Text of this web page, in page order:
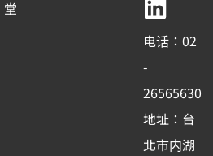
堂
b
o
o
k
-
s
u
b
e
e
d
i
n
电话：02
-
26565630
地址：台
北市内湖